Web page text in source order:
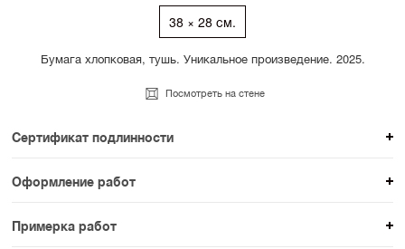
38 × 28 см.
Бумага хлопковая, тушь. Уникальное произведение. 2025.
Посмотреть на стене
Сертификат подлинности
К каждому авторскому произведению мы
прикладываем сертификат подлинности. Для товаров
раздела SAMPLE СЕРИЯ сертификаты не
Оформление работ
При покупке произведения вы можете выбрать и
оплатить вариант оформления. На сайте доступен
Примерка работ